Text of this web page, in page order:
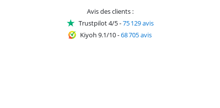
Avis des clients :
Trustpilot 4/5-75 129 avis
Kiyoh 9.1/10-68 705 avis